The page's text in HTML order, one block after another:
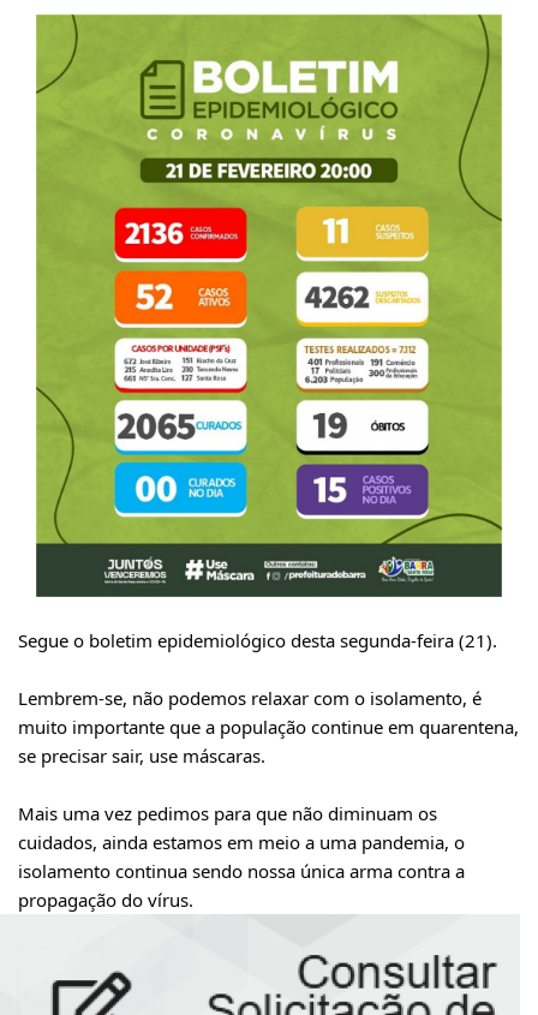
Segue o boletim epidemiológico desta segunda-feira (21).
Lembrem-se, não podemos relaxar com o isolamento, é
muito importante que a população continue em quarentena,
se precisar sair, use máscaras.
Mais uma vez pedimos para que não diminuam os
cuidados, ainda estamos em meio a uma pandemia, o
isolamento continua sendo nossa única arma contra a
propagação do vírus.